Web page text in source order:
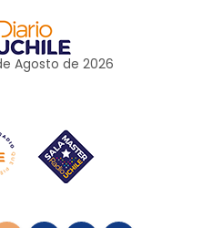
Agosto de 2026